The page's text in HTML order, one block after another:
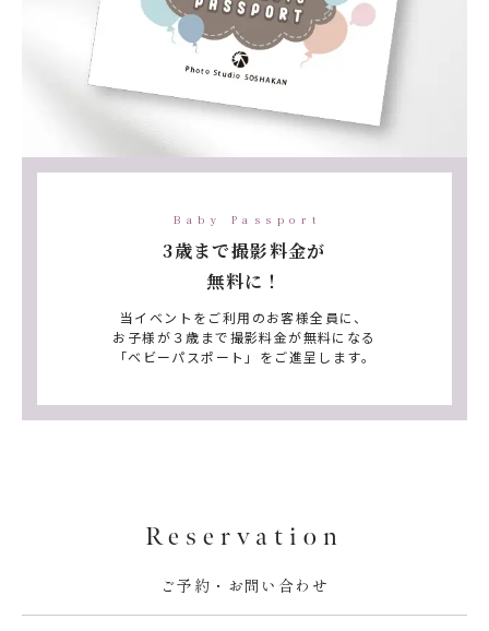
Baby Passport
3歳まで撮影料金が
無料に！
当イベントをご利用のお客様全員に、
お子様が３歳まで撮影料金が無料になる
「ベビーパスポート」をご進呈します。
Reservation
ご予約・お問い合わせ